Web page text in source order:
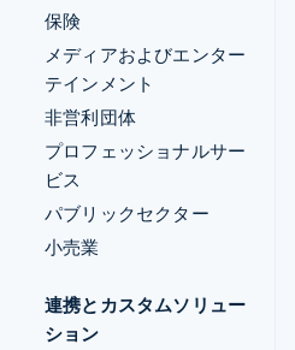
保険
メディアおよびエンター
テインメント
非営利団体
プロフェッショナルサー
ビス
パブリックセクター
小売業
連携とカスタムソリュー
ション